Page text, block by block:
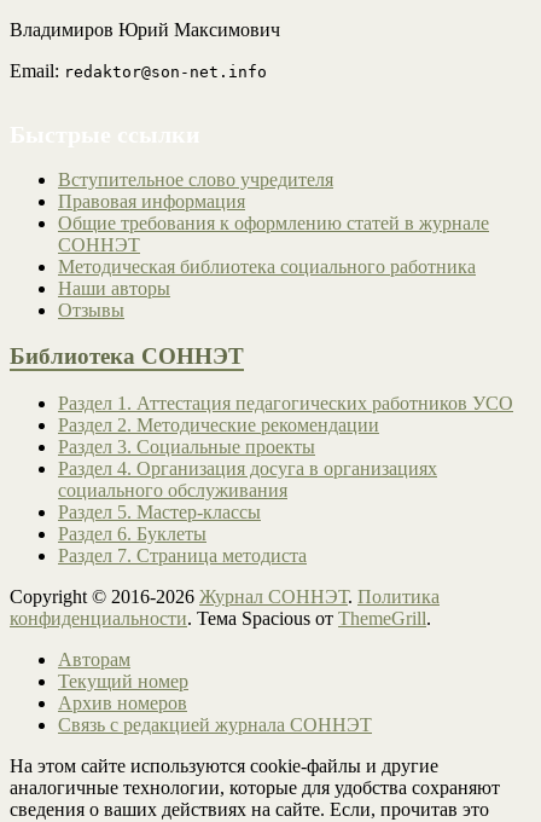
Владимиров Юрий Максимович
Email: redaktor@son-net.info
Вступительное слово учредителя
Правовая информация
Общие требования к оформлению статей в журнале
СОННЭТ
Методическая библиотека социального работника
Наши авторы
Отзывы
Библиотека СОННЭТ
Раздел 1. Аттестация педагогических работников УСО
Раздел 2. Методические рекомендации
Раздел 3. Социальные проекты
Раздел 4. Организация досуга в организациях
социального обслуживания
Раздел 5. Мастер-классы
Раздел 6. Буклеты
Раздел 7. Страница методиста
Copyright © 2016-2026 Журнал СОННЭТ. Политика
конфиденциальности. Тема Spacious от ThemeGrill.
Авторам
Текущий номер
Архив номеров
Связь с редакцией журнала СОННЭТ
На этом сайте используются cookie-файлы и другие
аналогичные технологии, которые для удобства сохраняют
сведения о ваших действиях на сайте. Если, прочитав это